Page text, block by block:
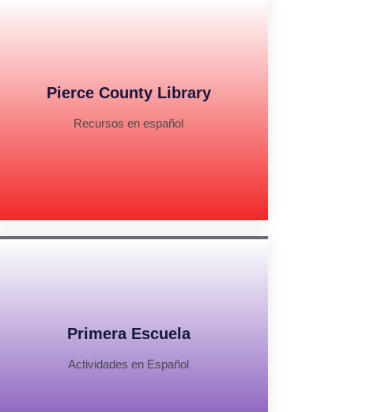
Pierce County Library
Recursos en español
Primera Escuela
Actividades en Español